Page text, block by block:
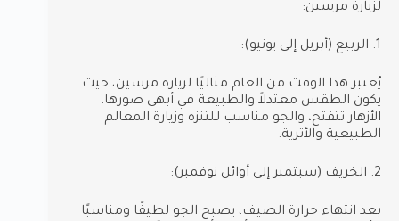
لزيارة مرسين:
1. الربيع (أبريل إلى يونيو):
يُعتبر هذا الوقت من العام مثاليًا لزيارة مرسين، حيث
يكون الطقس معتدلاً والطبيعة في أبهى صورها.
الأزهار تتفتح، والجو مناسب للتنزه وزيارة المعالم
الطبيعية والأثرية.
2. الخريف (سبتمبر إلى أوائل نوفمبر):
بعد انتهاء حرارة الصيف، يصبح الجو لطيفًا ومناسبًا